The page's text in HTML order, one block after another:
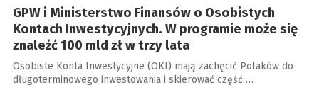
GPW i Ministerstwo Finansów o Osobistych
Kontach Inwestycyjnych. W programie może się
znaleźć 100 mld zł w trzy lata
Osobiste Konta Inwestycyjne (OKI) mają zachęcić Polaków do
długoterminowego inwestowania i skierować część …